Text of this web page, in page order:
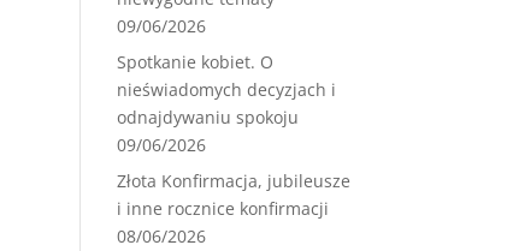
09/06/2026
Spotkanie kobiet. O
nieświadomych decyzjach i
odnajdywaniu spokoju
09/06/2026
Złota Konfirmacja, jubileusze
i inne rocznice konfirmacji
08/06/2026